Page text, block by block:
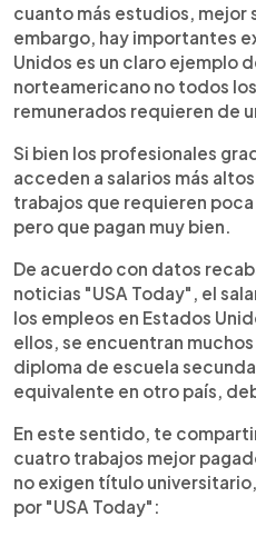
cuanto más estudios, mejor
embargo, hay importantes
Unidos es un claro ejemplo
norteamericano no todos
remunerados requieren de
Si bien los profesionales
acceden a salarios más
trabajos que requieren
pero que pagan muy bien.
De acuerdo con datos
noticias "USA Today", el
los empleos en Estados
ellos, se encuentran
diploma de escuela
equivalente en otro país,
En este sentido, te
cuatro trabajos mejor
no exigen título
por "USA Today":